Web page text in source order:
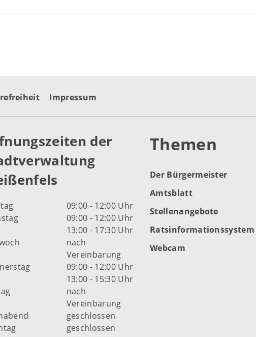
Impressum
der
09:00 - 12:00 Uhr
09:00 - 12:00 Uhr
13:00 - 17:30 Uhr
nach
Vereinbarung
09:00 - 12:00 Uhr
13:00 - 15:30 Uhr
nach
Vereinbarung
geschlossen
geschlossen
Themen
Der Bürgermeister
Amtsblatt
Stellenangebote
Ratsinformationssystem
Webcam